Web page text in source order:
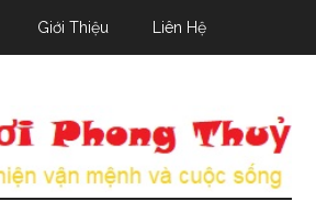
Giới Thiệu Liên Hệ